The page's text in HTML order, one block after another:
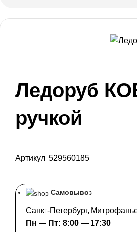
Ледоруб
ручкой
Артикул: 529560185
Самовывоз
Санкт-Петербург,
Пн — Пт: 8:00 — 17:30